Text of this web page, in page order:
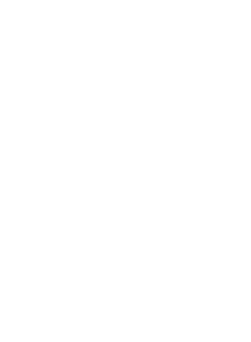
関に懸念がある
が安定していない 勤続年数や
と年収のバランスが取れてい
ラックになっている
不備や虚偽があった
は？自社ローンで見られる
れるのは「現在の安定した収